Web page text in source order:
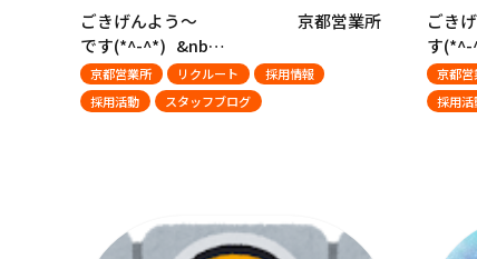
ごきげんよう～ 京都営業所
です(*^-^*) &nb…
京都営業所 リクルート
採用情報
採用活動
スタッフブログ
ごき
す
京都営
採用活